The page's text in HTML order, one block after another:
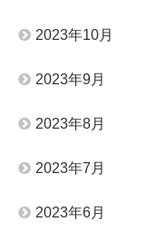
2023年10月
2023年9月
2023年8月
2023年7月
2023年6月